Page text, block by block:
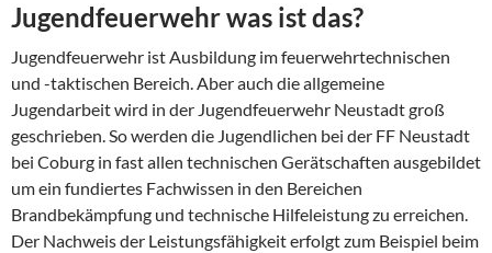
Jugendfeuerwehr was ist das?
Jugendfeuerwehr ist Ausbildung im feuerwehrtechnischen
und -taktischen Bereich. Aber auch die allgemeine
Jugendarbeit wird in der Jugendfeuerwehr Neustadt groß
geschrieben. So werden die Jugendlichen bei der FF Neustadt
bei Coburg in fast allen technischen Gerätschaften ausgebildet
um ein fundiertes Fachwissen in den Bereichen
Brandbekämpfung und technische Hilfeleistung zu erreichen.
Der Nachweis der Leistungsfähigkeit erfolgt zum Beispiel beim